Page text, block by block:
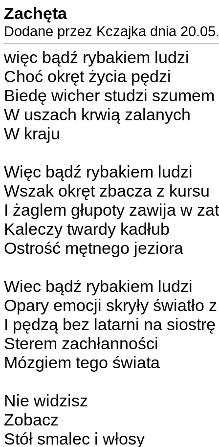
Zachęta
Dodane przez Kczajka dnia
więc bądź rybakiem ludzi
Choć okręt życia pędzi
Biedę wicher studzi
W uszach krwią zalanych
W kraju
Więc bądź rybakiem ludzi
Wszak okręt zbacza z kursu
I żaglem głupoty zawija w
Kaleczy twardy kadłub
Ostrość mętnego jeziora
Wiec bądź rybakiem ludzi
Opary emocji skryły światło
I pędzą bez latarni na
Sterem zachłanności
Mózgiem tego świata
Nie widzisz
Zobacz
Stół smalec i włosy